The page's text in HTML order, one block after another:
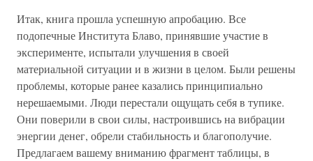
Итак, книга прошла успешную апробацию. Все
подопечные Института Блаво, принявшие участие в
эксперименте, испытали улучшения в своей
материальной ситуации и в жизни в целом. Были решены
проблемы, которые ранее казались принципиально
нерешаемыми. Люди перестали ощущать себя в тупике.
Они поверили в свои силы, настроившись на вибрации
энергии денег, обрели стабильность и благополучие.
Предлагаем вашему вниманию фрагмент таблицы, в